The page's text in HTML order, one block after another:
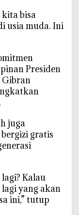
kita bisa
usia muda. Ini
Presiden
Gibran
juga
gratis
Kalau
yang akan
ini,” tutup